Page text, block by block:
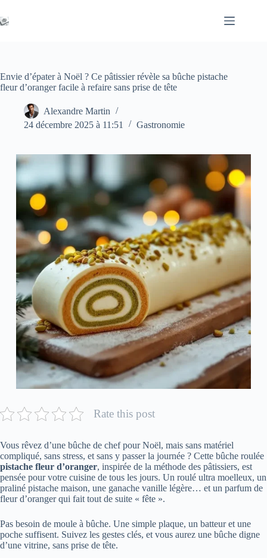
au
contenu
Envie d’épater à Noël ? Ce pâtissier révèle sa bûche pistache
fleur d’oranger facile à refaire sans prise de tête
Alexandre Martin
24 décembre 2025 à 11:51
Gastronomie
Rate this post
Vous rêvez d’une bûche de chef pour Noël, mais sans matériel
compliqué, sans stress, et sans y passer la journée ? Cette bûche roulée
pistache fleur d’oranger, inspirée de la méthode des pâtissiers, est
pensée pour votre cuisine de tous les jours. Un roulé ultra moelleux, un
praliné pistache maison, une ganache vanille légère… et un parfum de
fleur d’oranger qui fait tout de suite « fête ».
Pas besoin de moule à bûche. Une simple plaque, un batteur et une
poche suffisent. Suivez les gestes clés, et vous aurez une bûche digne
d’une vitrine, sans prise de tête.